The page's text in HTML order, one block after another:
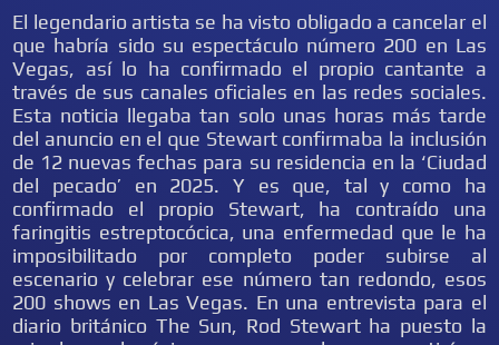
El legendario artista se ha visto obligado a cancelar el
que habría sido su espectáculo número 200 en Las
Vegas, así lo ha confirmado el propio cantante a
través de sus canales oficiales en las redes sociales.
Esta noticia llegaba tan solo unas horas más tarde
del anuncio en el que Stewart confirmaba la inclusión
de 12 nuevas fechas para su residencia en la ‘Ciudad
del pecado’ en 2025. Y es que, tal y como ha
confirmado el propio Stewart, ha contraído una
faringitis estreptocócica, una enfermedad que le ha
imposibilitado por completo poder subirse al
escenario y celebrar ese número tan redondo, esos
200 shows en Las Vegas. En una entrevista para el
diario británico The Sun, Rod Stewart ha puesto la